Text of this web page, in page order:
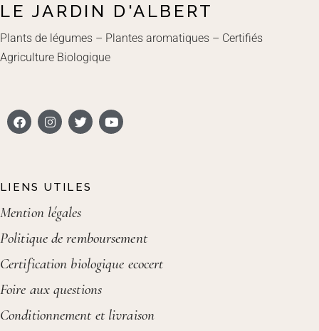
LE JARDIN D'ALBERT
Plants de légumes – Plantes aromatiques – Certifiés
Agriculture Biologique
LIENS UTILES
Mention légales
Politique de remboursement
Certification biologique ecocert
Foire aux questions
Conditionnement et livraison